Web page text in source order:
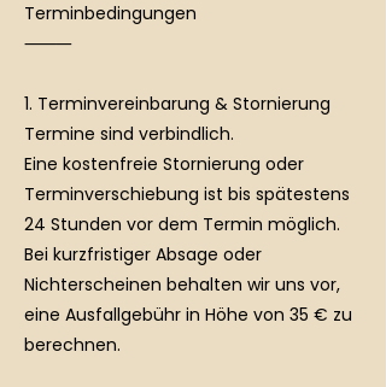
Terminbedingungen
⸻
1. Terminvereinbarung & Stornierung
Termine sind verbindlich.
Eine kostenfreie Stornierung oder
Terminverschiebung ist bis spätestens
24 Stunden vor dem Termin möglich.
Bei kurzfristiger Absage oder
Nichterscheinen behalten wir uns vor,
eine Ausfallgebühr in Höhe von 35 € zu
berechnen.